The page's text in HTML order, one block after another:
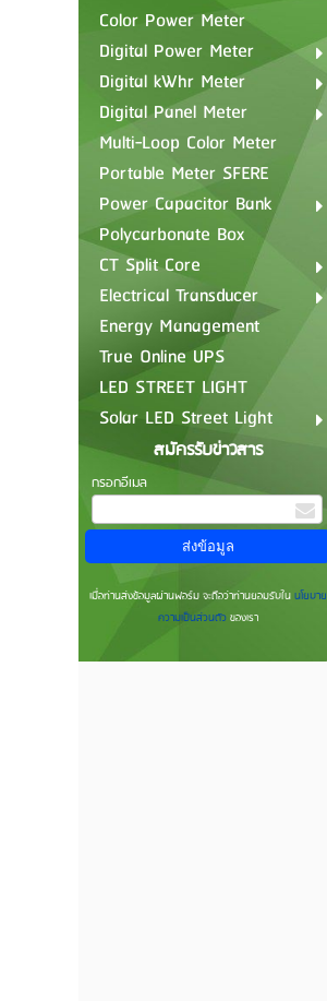
Color Power Meter
Digital Power Meter
Digital kWhr Meter
Digital Panel Meter
Multi-Loop Color Meter
Portable Meter SFERE
Power Capacitor Bank
Polycarbonate Box
CT Split Core
Electrical Transducer
Energy Management
True Online UPS
LED STREET LIGHT
Solar LED Street Light
สมัครรับข่าวสาร
กรอกอีเมล
เมื่อท่านส่งข้อมูลผ่านฟอร์ม จะถือว่าท่านยอมรับในนโยบาย
ความเป็นส่วนตัวของเรา